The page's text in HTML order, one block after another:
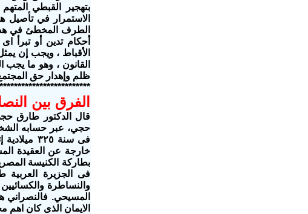
الاستمرار في تأصيل
الطرف المخطئ في
أحكام تدين أو
الأقباط ، ويجب إن
القانون ، وهو ما
ظلم وإهدار حق
الفرق بين
قال الدكتور طارق
حجي، عبر حسابه
فى سنة
بطاركة الكنيسة
فى الجزيرة العربية
والنساطرة
المسيحي.
الايمان الذى كان اهم